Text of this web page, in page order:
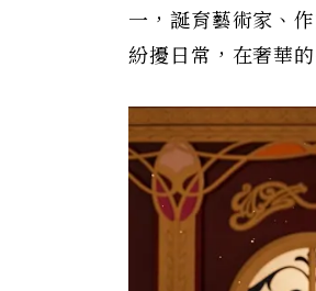
一，誕育藝術家、
紛擾日常，在奢華